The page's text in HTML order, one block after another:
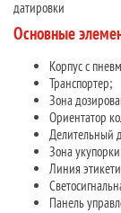
датировки
Основные
Корпус с
Транспортер;
Зона
Ориентатор
Делительный
Зона
Линия
Панель